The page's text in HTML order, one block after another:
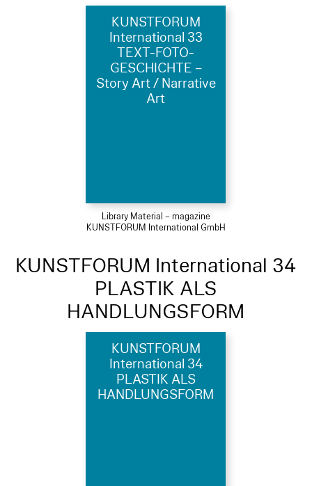
KUNSTFORUM
International 33
TEXT-FOTO-
GESCHICHTE –
Story Art / Narrative
Art
Library Material – magazine
KUNSTFORUM International GmbH
KUNSTFORUM International 34
PLASTIK ALS
HANDLUNGSFORM
KUNSTFORUM
International 34
PLASTIK ALS
HANDLUNGSFORM